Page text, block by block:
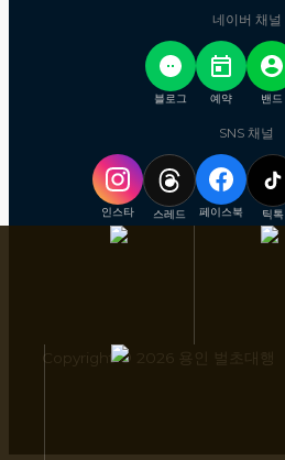
네이버 채널
블로그 예약 밴드
SNS 채널
인스타 스레드 페이스북 틱톡
Copyright © 2026 용인 벌초대행